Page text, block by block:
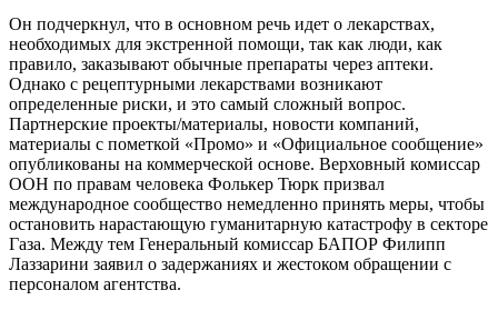
Он подчеркнул, что в основном речь идет о лекарствах,
необходимых для экстренной помощи, так как люди, как
правило, заказывают обычные препараты через аптеки.
Однако с рецептурными лекарствами возникают
определенные риски, и это самый сложный вопрос.
Партнерские проекты/материалы, новости компаний,
материалы с пометкой «Промо» и «Официальное сообщение»
опубликованы на коммерческой основе. Верховный комиссар
ООН по правам человека Фолькер Тюрк призвал
международное сообщество немедленно принять меры, чтобы
остановить нарастающую гуманитарную катастрофу в секторе
Газа. Между тем Генеральный комиссар БАПОР Филипп
Лаззарини заявил о задержаниях и жестоком обращении с
персоналом агентства.